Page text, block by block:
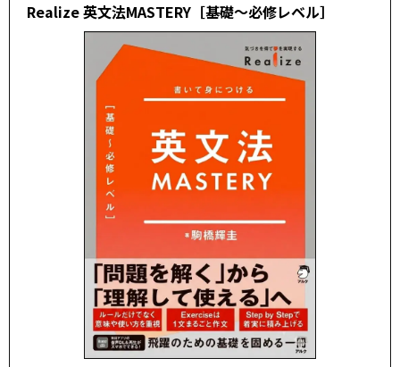
Realize 英文法MASTERY［基礎～必修レベル］